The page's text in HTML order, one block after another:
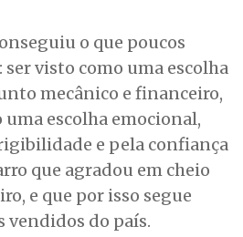
o que poucos
visto como uma escolha
mecânico e financeiro,
escolha emocional,
e pela confiança
que agradou em cheio
e que por isso segue
vendidos do país.